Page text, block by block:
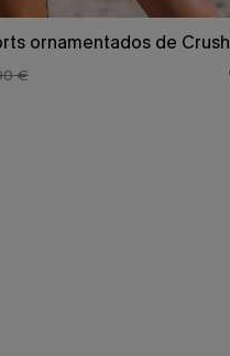
ornamentados de Crush
€